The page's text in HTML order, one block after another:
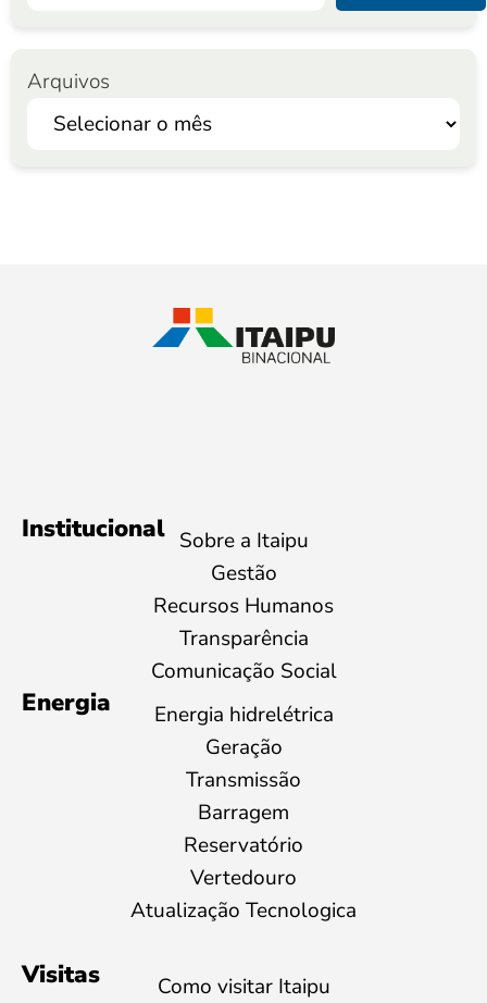
Arquivos
Institucional Sobre a Itaipu
Gestão
Recursos Humanos
Transparência
Comunicação Social
Energia
Energia hidrelétrica
Geração
Transmissão
Barragem
Reservatório
Vertedouro
Atualização Tecnologica
Visitas
Como visitar Itaipu